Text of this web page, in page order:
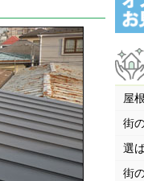
屋
街
選
街